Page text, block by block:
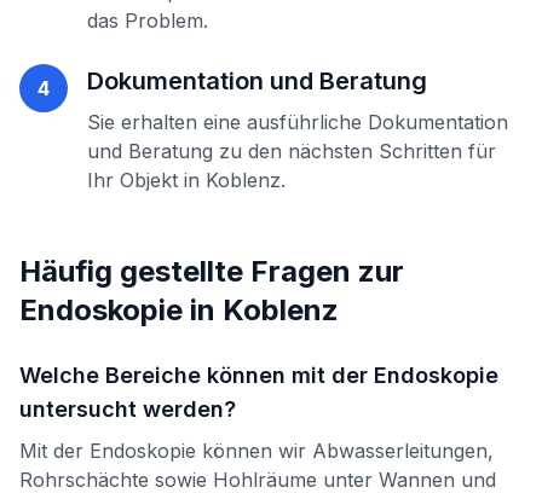
das Problem.
4 Dokumentation und Beratung
Sie erhalten eine ausführliche Dokumentation
und Beratung zu den nächsten Schritten für
Ihr Objekt in Koblenz.
Häufig gestellte Fragen zur
Endoskopie in Koblenz
Welche Bereiche können mit der Endoskopie
untersucht werden?
Mit der Endoskopie können wir Abwasserleitungen,
Rohrschächte sowie Hohlräume unter Wannen und